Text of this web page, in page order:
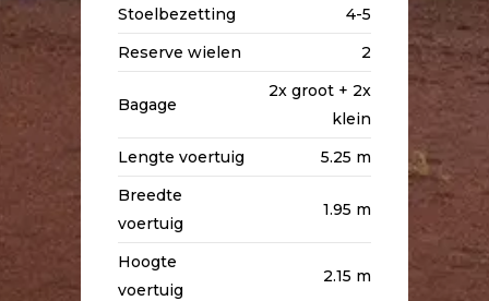
Stoelbezetting
4-5
Reserve wielen
2
Bagage
2x groot + 2x
klein
Lengte voertuig
5.25 m
Breedte
voertuig
1.95 m
Hoogte
voertuig
2.15 m